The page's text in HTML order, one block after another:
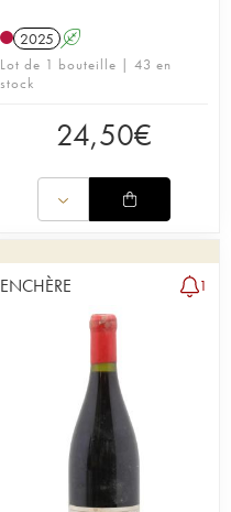
2025 A
Lot de 1 bouteille | 43 en
stock
24,50€
ENCHÈRE 1